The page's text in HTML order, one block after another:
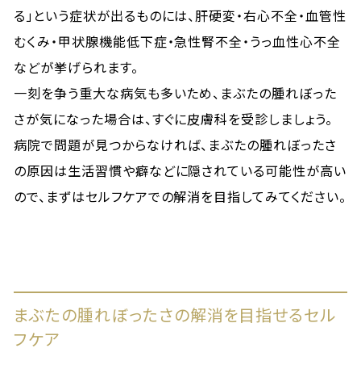
る」という症状が出るものには、肝硬変・右心不全・血管性
むくみ・甲状腺機能低下症・急性腎不全・うっ血性心不全
などが挙げられます。
一刻を争う重大な病気も多いため、まぶたの腫れぼった
さが気になった場合は、すぐに皮膚科を受診しましょう。
病院で問題が見つからなければ、まぶたの腫れぼったさ
の原因は生活習慣や癖などに隠されている可能性が高い
ので、まずはセルフケアでの解消を目指してみてください。
まぶたの腫れぼったさの解消を目指せるセル
フケア